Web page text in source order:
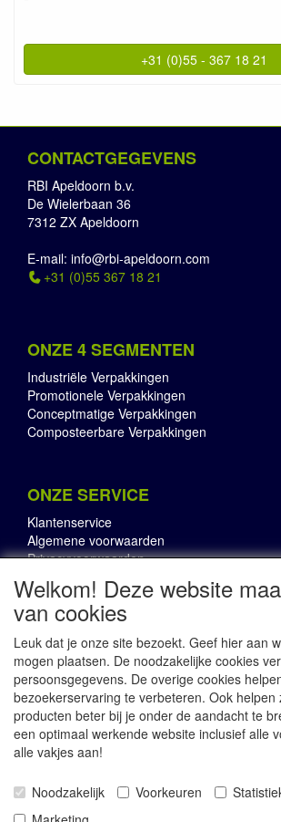
+31 (0)55 - 367 18 21
CONTACTGEGEVENS
RBI Apeldoorn b.v.
De Wielerbaan 36
7312 ZX Apeldoorn
E-mail: info@rbi-apeldoorn.com
+31 (0)55 367 18 21
ONZE 4 SEGMENTEN
Industriële Verpakkingen
Promotionele Verpakkingen
Conceptmatige Verpakkingen
Composteerbare Verpakkingen
ONZE SERVICE
Klantenservice
Algemene voorwaarden
Privacyvoorwaarden
OVER RBI
Onze Pluspunten
RBI in de Media
Contact
Welkom! Deze website
van cookies
Leuk dat je onze site bezoekt. Geef hier aan
mogen plaatsen. De noodzakelijke cookies
persoonsgegevens. De overige cookies
bezoekerservaring te verbeteren. Ook helpen
producten beter bij je onder de aandacht te
een optimaal werkende website inclusief alle
alle vakjes aan!
Noodzakelijk Voorkeuren